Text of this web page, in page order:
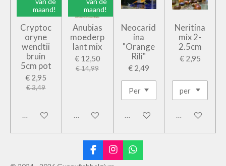
maand!
Cryptoc
oryne
wendtii
bruin
5cm pot
€ 2,95
€ 3,49
In winkelwagen
maand!
Anubias
moederp
lant mix
€ 12,50
€ 14,99
In winkelwagen
Neocarid
ina
"Orange
Rili"
€ 2,49
In winkelwagen
Neritina
mix 2-
2.5cm
€ 2,95
In
F
a
I
n
W
h